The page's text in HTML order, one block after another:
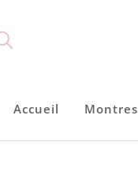
Accueil Montres
Accueil Montres